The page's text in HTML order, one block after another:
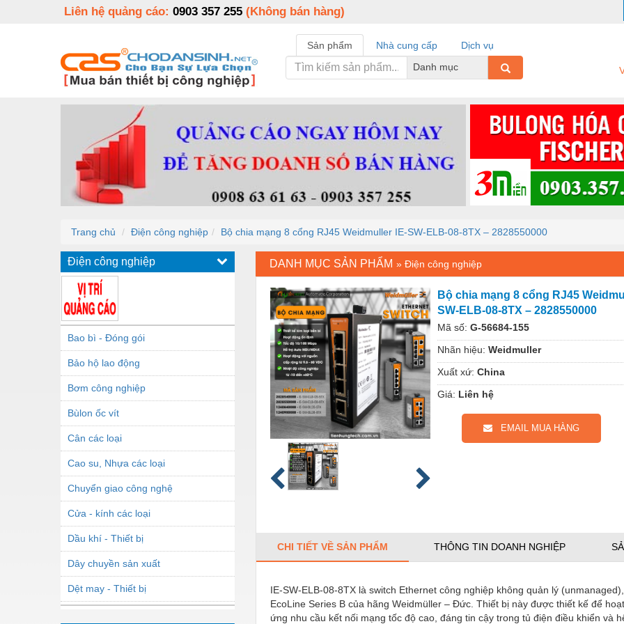
Liên hệ quảng cáo: 0903 357 255 (Không bán hàng)
Sản phẩm Nhà cung cấp
Dịch vụ
Danh mục
Trang chủ Điện công nghiệp Bộ chia mạng 8 cổng RJ45 Weidmuller IE-SW-ELB-08-8TX – 2828550000
Điện công nghiệp
Bao bì - Đóng gói
Bảo hộ lao động
Bơm công nghiệp
Bùlon ốc vít
Cân các loại
Cao su, Nhựa các loại
Chuyển giao công nghệ
Cửa - kính các loại
Dầu khí - Thiết bị
Dây chuyền sản xuất
Dệt may - Thiết bị
DANH MỤC SẢN PHẨM » Điện công nghiệp
Bộ chia mạng 8 cổng RJ45
SW-ELB-08-8TX – 2828550000
Mã số: G-56684-155
Nhãn hiệu: Weidmuller
Xuất xứ: China
Giá: Liên hệ
EMAIL MUA HÀNG
CHI TIẾT VỀ SẢN PHẨM THÔNG TIN DOANH NGHIỆP
IE-SW-ELB-08-8TX là switch Ethernet công nghiệp không quản lý
EcoLine Series B của hãng Weidmüller – Đức. Thiết bị này được thiết kế để
ứng nhu cầu kết nối mạng tốc độ cao, đáng tin cậy trong tủ điện điều khiển và